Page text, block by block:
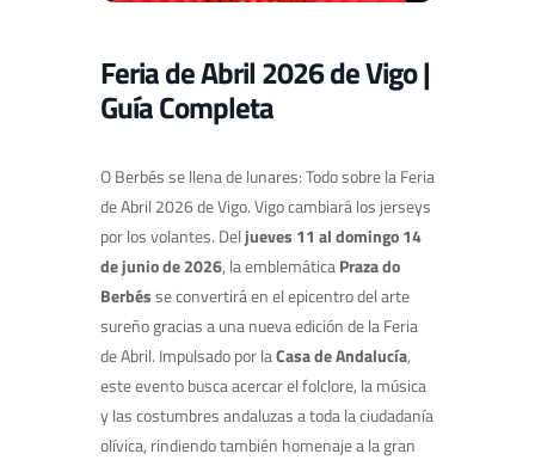
Feria de Abril 2026 de Vigo |
Guía Completa
O Berbés se llena de lunares: Todo sobre la Feria
de Abril 2026 de Vigo. Vigo cambiará los jerseys
por los volantes. Del jueves 11 al domingo 14
de junio de 2026, la emblemáticaPraza do
Berbésse convertirá en el epicentro del arte
sureño gracias a una nueva edición de la Feria
de Abril. Impulsado por laCasa de Andalucía,
este evento busca acercar el folclore, la música
y las costumbres andaluzas a toda la ciudadanía
olívica, rindiendo también homenaje a la gran